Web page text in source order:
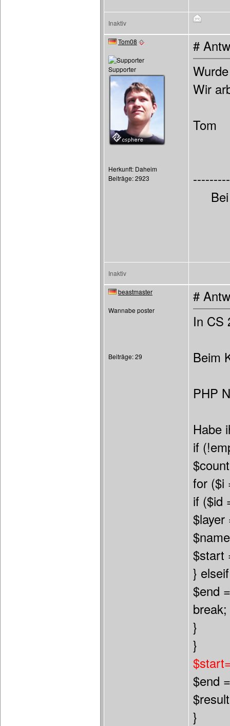
Inaktiv
Tom08
Supporter
Herkunft: Daheim
Beiträge: 2923
#
Wir
Tom
Inaktiv
beastmaster
Wannabe poster
Beiträge: 29
#
In CS
Beim
PHP
Habe
if
for ($i
if ($id
$layer
$start
}
$end
break;
}
}
$end
}